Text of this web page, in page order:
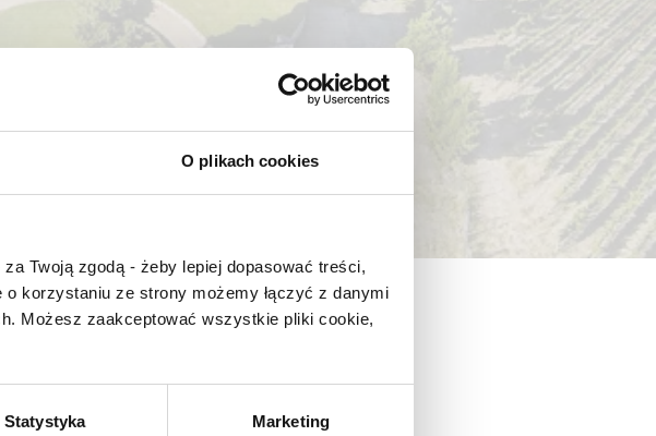
O plikach cookies
Twoją zgodą - żeby lepiej dopasować treści,
korzystaniu ze strony możemy łączyć z danymi
Możesz zaakceptować wszystkie pliki cookie,
Statystyka Marketing